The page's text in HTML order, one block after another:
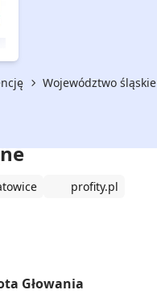
Województwo śląskie
profity.pl
Głowania